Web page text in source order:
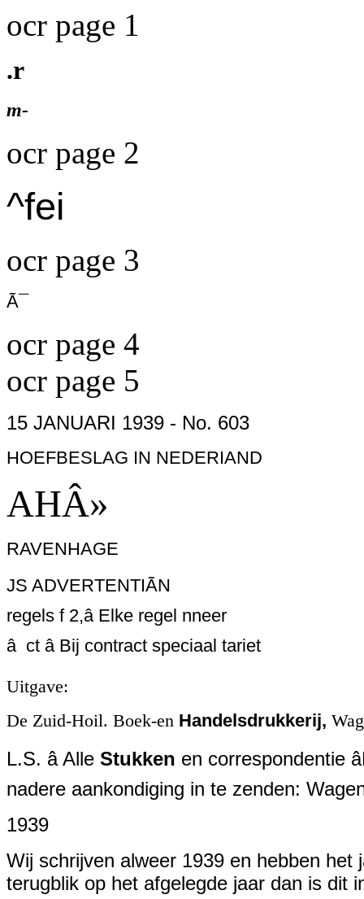
ocr page 1
.r
m-
ocr page 2
^fei
ocr page 3
Ã¯
ocr page 4
ocr page 5
15 JANUARI 1939 - No. 603
HOEFBESLAG IN NEDERIAND
AHÂ»
RAVENHAGE
JS ADVERTENTIÃN
regels f 2,â Elke regel nneer
â ct â Bij contract speciaal tariet
Uitgave:
De Zuid-Hoil. Boek-en Handelsdrukkerij,
L.S. â Alle Stukken en correspondentie
nadere aankondiging in te zenden:
1939
Wij schrijven alweer 1939 en hebben het
terugblik op het afgelegde jaar dan is dit